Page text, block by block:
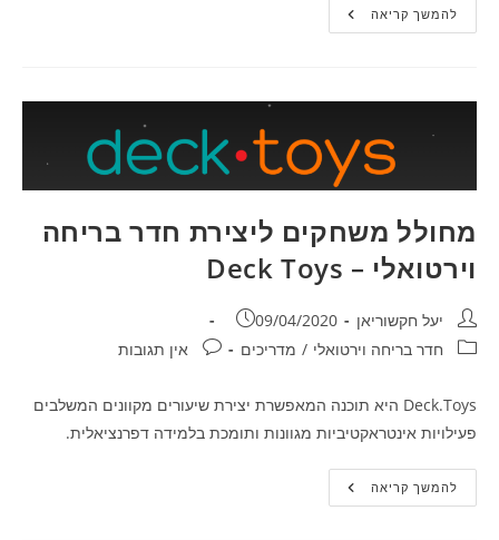
להמשך קריאהמדריך
ליצירת
באמצעות
מחולל משחקים ליצירת חדר בריחה
וירטואלי – Deck Toys
מחבר:יעל חקשוריאן פורסם:
09/04/2020
קטגוריה:חדר בריחה וירטואלי / מדריכים תגובות:אין תגובות
Deck.Toys היא תוכנה המאפשרת יצירת שיעורים מקוונים המשלבים
פעילויות אינטראקטיביות מגוונות ותומכת בלמידה דפרנציאלית.
להמשך קריאהמחולל
משחקים